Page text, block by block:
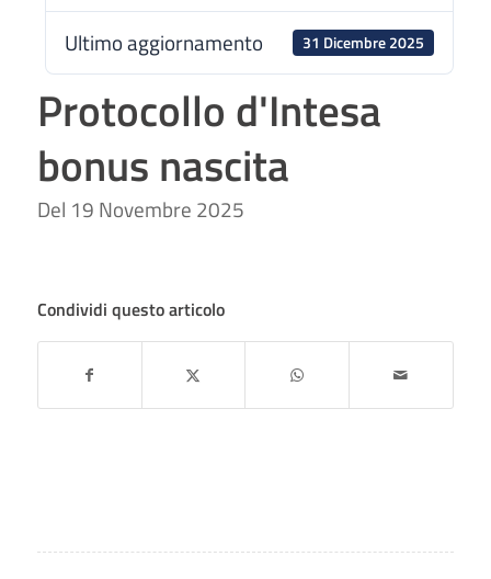
Ultimo aggiornamento 31 Dicembre 2025
Protocollo d'Intesa
bonus nascita
Del 19 Novembre 2025
Condividi questo articolo